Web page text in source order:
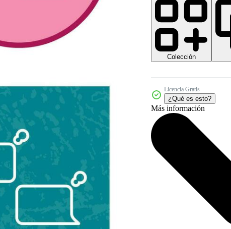
Colección
Licencia Gratis
¿Qué es esto?
Más información